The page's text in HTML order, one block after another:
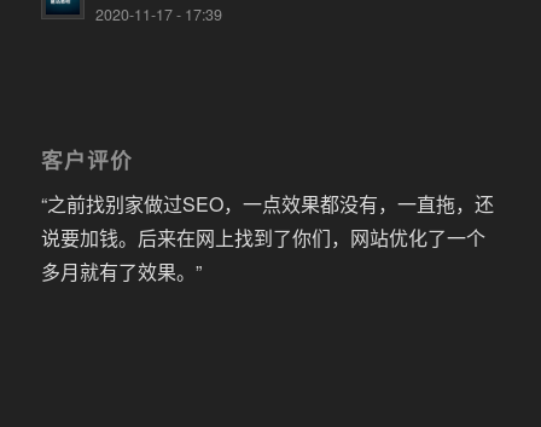
2020-11-17 - 17:39
客户评价
“之前找别家做过SEO，一点效果都没有，一直拖，还
说要加钱。后来在网上找到了你们，网站优化了一个
多月就有了效果。”